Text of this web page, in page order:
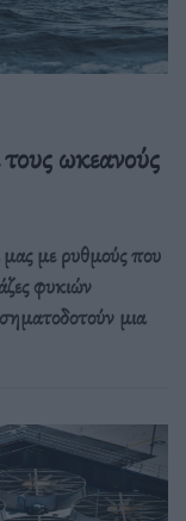
ωκεανούς
με ρυθμούς που
φυκιών
μια